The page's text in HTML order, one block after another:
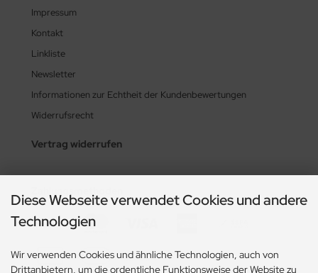
Impressum
Kontakt
Linkliste
Newsletter
Informationen zur Echtheit der Kundenbewertungen
Widerrufsrecht
Vertrag widerrufen
Diese Webseite verwendet Cookies und andere
Technologien
Wir verwenden Cookies und ähnliche Technologien, auch von
Drittanbietern, um die ordentliche Funktionsweise der Website zu